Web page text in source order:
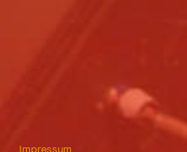
Impressum